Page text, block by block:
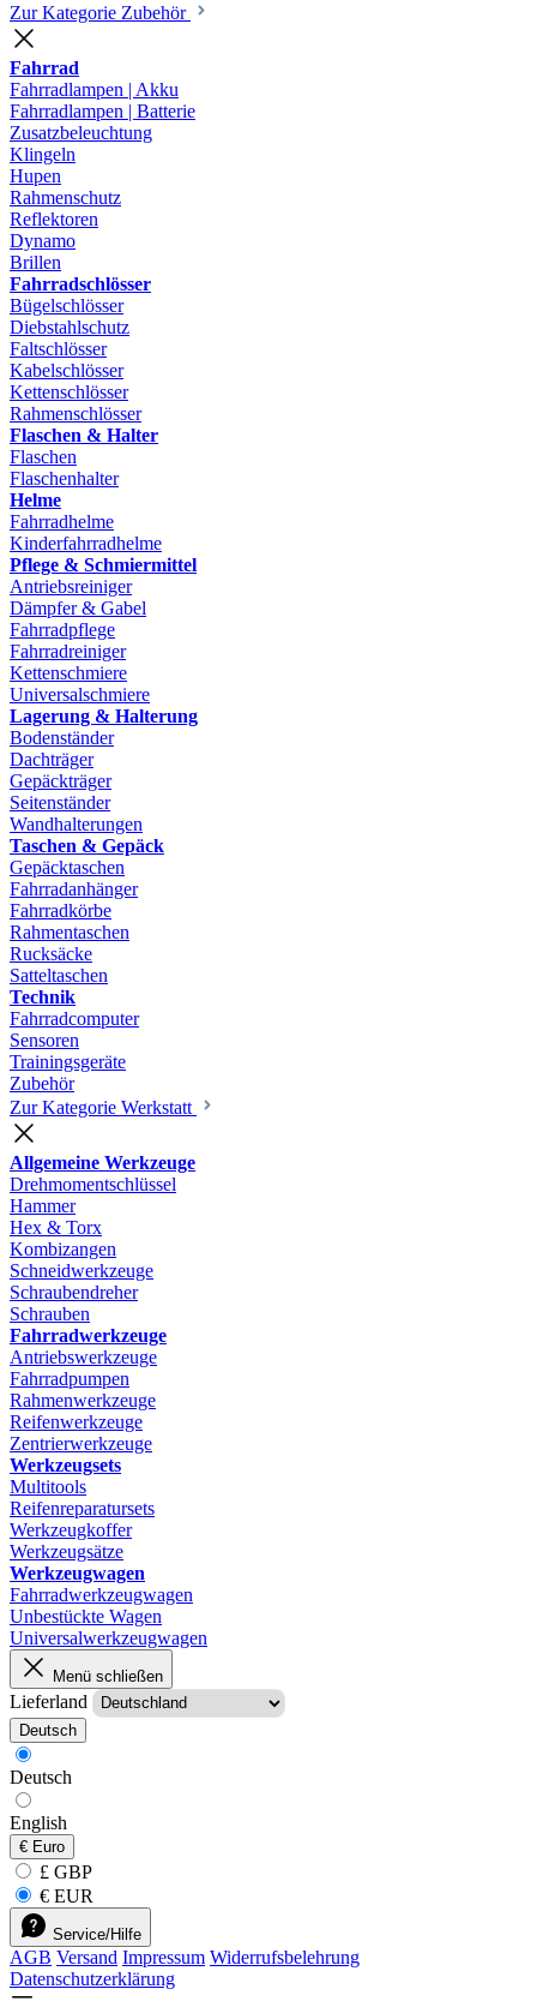
Zur Kategorie Zubehör
Fahrrad
Fahrradlampen | Akku
Fahrradlampen | Batterie
Zusatzbeleuchtung
Klingeln
Hupen
Rahmenschutz
Reflektoren
Dynamo
Brillen
Fahrradschlösser
Bügelschlösser
Diebstahlschutz
Faltschlösser
Kabelschlösser
Kettenschlösser
Rahmenschlösser
Flaschen & Halter
Flaschen
Flaschenhalter
Helme
Fahrradhelme
Kinderfahrradhelme
Pflege & Schmiermittel
Antriebsreiniger
Dämpfer & Gabel
Fahrradpflege
Fahrradreiniger
Kettenschmiere
Universalschmiere
Lagerung & Halterung
Bodenständer
Dachträger
Gepäckträger
Seitenständer
Wandhalterungen
Taschen & Gepäck
Gepäcktaschen
Fahrradanhänger
Fahrradkörbe
Rahmentaschen
Rucksäcke
Satteltaschen
Technik
Fahrradcomputer
Sensoren
Trainingsgeräte
Zubehör
Zur Kategorie Werkstatt
Allgemeine Werkzeuge
Drehmomentschlüssel
Hammer
Hex & Torx
Kombizangen
Schneidwerkzeuge
Schraubendreher
Schrauben
Fahrradwerkzeuge
Antriebswerkzeuge
Fahrradpumpen
Rahmenwerkzeuge
Reifenwerkzeuge
Zentrierwerkzeuge
Werkzeugsets
Multitools
Reifenreparatursets
Werkzeugkoffer
Werkzeugsätze
Werkzeugwagen
Fahrradwerkzeugwagen
Unbestückte Wagen
Universalwerkzeugwagen
Menü schließen
Lieferland
Deutsch
Deutsch
English
€ Euro
£ GBP
€ EUR
Service/Hilfe
AGB Versand Impressum Widerrufsbelehrung
Datenschutzerklärung